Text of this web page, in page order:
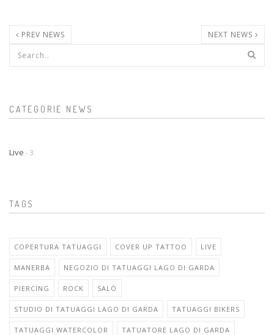
PREV NEWS NEXT NEWS
Form di ricerca
CATEGORIE NEWS
Live - 3
TAGS
COPERTURA TATUAGGI COVER UP TATTOO LIVE
MANERBA NEGOZIO DI TATUAGGI LAGO DI GARDA
PIERCING ROCK SALÒ
STUDIO DI TATUAGGI LAGO DI GARDA TATUAGGI BIKERS
TATUAGGI WATERCOLOR TATUATORE LAGO DI GARDA